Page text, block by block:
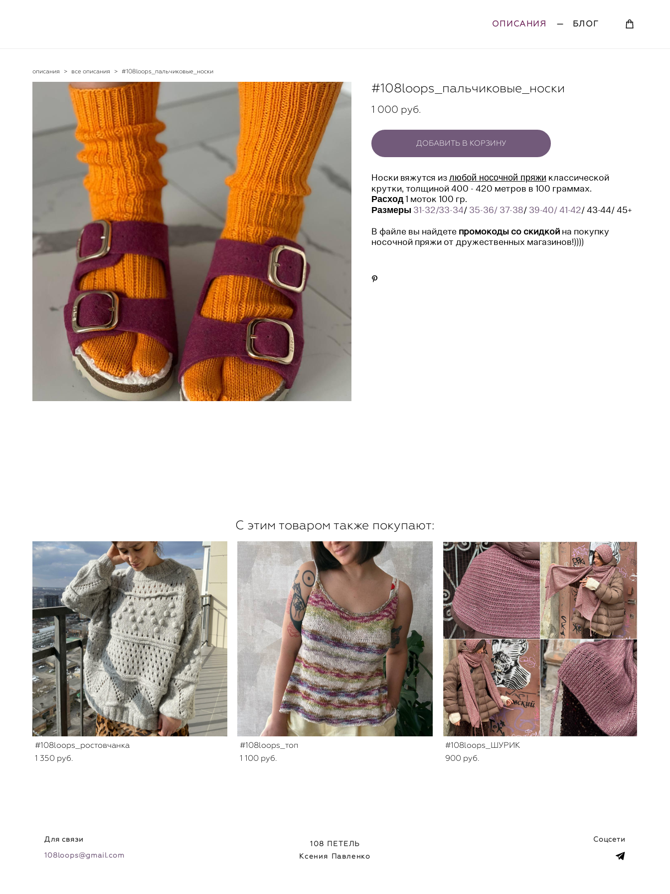
ОПИСАНИЯ — БЛОГ
описания > все описания > #108loops_пальчиковые_носки
#108loops_пальчиковые_носки
1 000 pуб.
ДОБАВИТЬ В КОРЗИНУ
Носки вяжутся из любой носочной пряжи классической
крутки, толщиной 400 - 420 метров в 100 граммах.
Расход1 моток 100 гр.
Размеры 31-32/33-34/ 35-36/ 37-38/ 39-40/ 41-42/ 43-44/ 45+
​В файле вы найдете промокоды со скидкойна покупку
носочной пряжи от дружественных магазинов!))))
С этим товаром также покупают:
#108loops_ростовчанка
1 350 pуб.
#108loops_топ
1 100 pуб.
#108loops_ШУРИК
900 pуб.
Для связи
108loops@gmail.com
108 ПЕТЕЛЬ
Ксения Павленко
Соцсети